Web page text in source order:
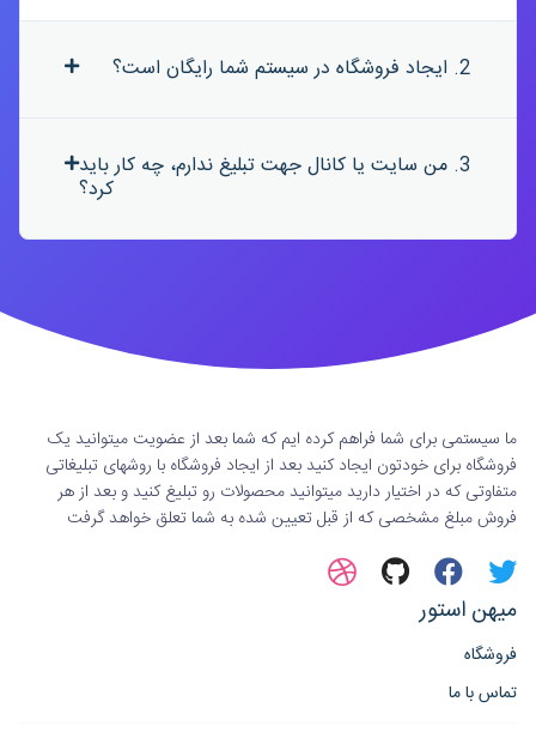
2. ایجاد فروشگاه در سیستم شما رایگان است؟
3. من سایت یا کانال جهت تبلیغ ندارم، چه کار باید
کرد؟
ما سیستمی برای شما فراهم کرده ایم که شما بعد از عضویت میتوانید یک
فروشگاه برای خودتون ایجاد کنید بعد از ایجاد فروشگاه با روشهای تبلیغاتی
متفاوتی که در اختیار دارید میتوانید محصولات رو تبلیغ کنید و بعد از هر
فروش مبلغ مشخصی که از قبل تعیین شده به شما تعلق خواهد گرفت
میهن استور
فروشگاه
تماس با ما